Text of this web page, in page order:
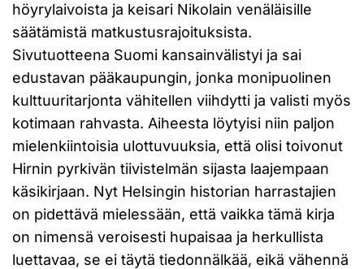
höyrylaivoista ja keisari Nikolain venäläisille
säätämistä matkustusrajoituksista.
Sivutuotteena Suomi kansainvälistyi ja sai
edustavan pääkaupungin, jonka monipuolinen
kulttuuritarjonta vähitellen viihdytti ja valisti myös
kotimaan rahvasta. Aiheesta löytyisi niin paljon
mielenkiintoisia ulottuvuuksia, että olisi toivonut
Hirnin pyrkivän tiivistelmän sijasta laajempaan
käsikirjaan. Nyt Helsingin historian harrastajien
on pidettävä mielessään, että vaikka tämä kirja
on nimensä veroisesti hupaisaa ja herkullista
luettavaa, se ei täytä tiedonnälkää, eikä vähennä